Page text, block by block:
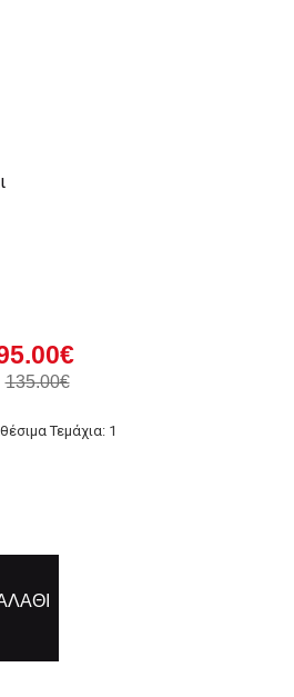
135.00€
Τεμάχια: 1